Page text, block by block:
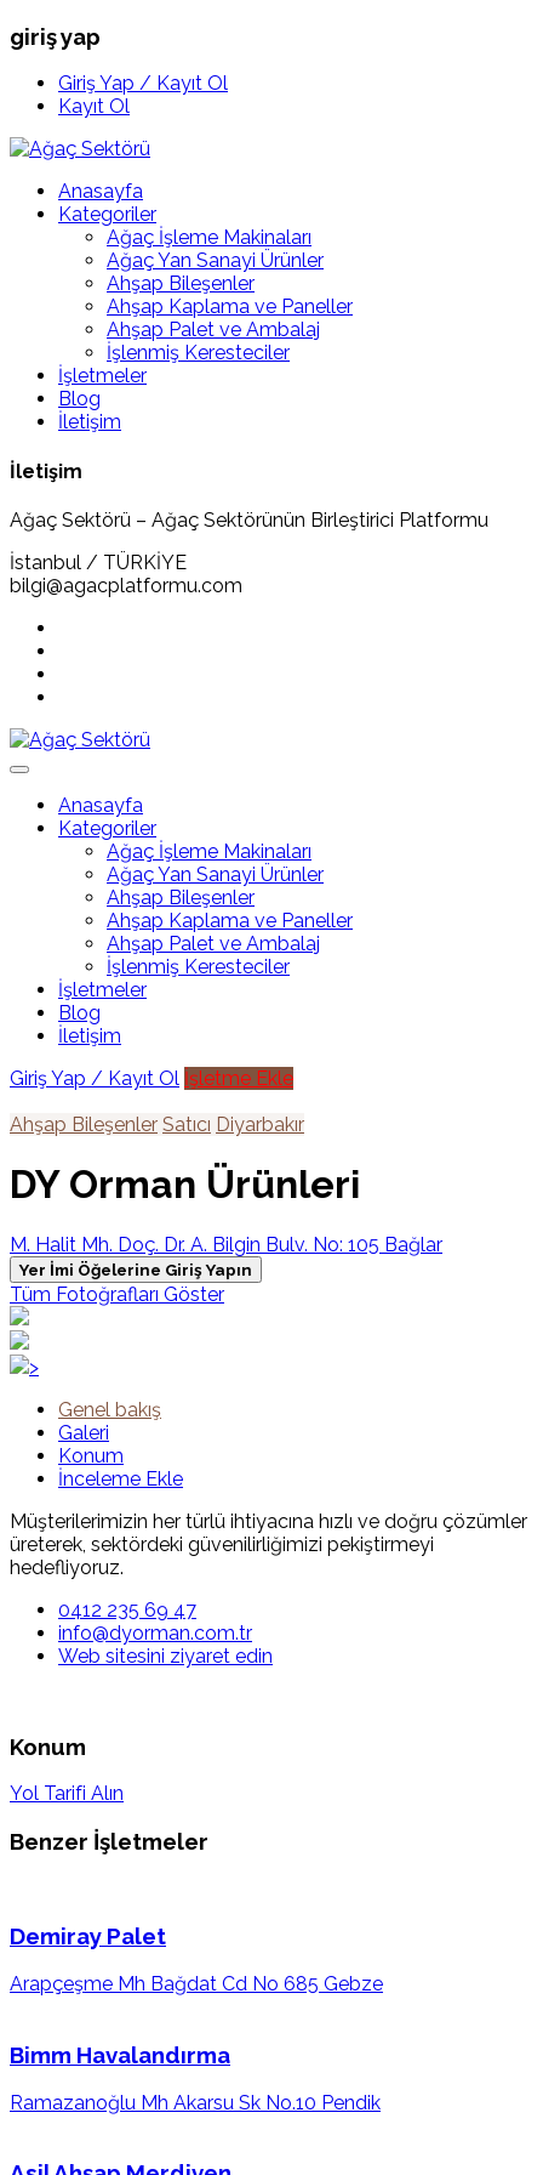
giriş yap
Giriş Yap / Kayıt Ol
Kayıt Ol
Anasayfa
Kategoriler
Ağaç İşleme Makinaları
Ağaç Yan Sanayi Ürünler
Ahşap Bileşenler
Ahşap Kaplama ve Paneller
Ahşap Palet ve Ambalaj
İşlenmiş Keresteciler
İşletmeler
Blog
İletişim
İletişim
Ağaç Sektörü – Ağaç Sektörünün Birleştirici Platformu
İstanbul / TÜRKİYE
bilgi@agacplatformu.com
Anasayfa
Kategoriler
Ağaç İşleme Makinaları
Ağaç Yan Sanayi Ürünler
Ahşap Bileşenler
Ahşap Kaplama ve Paneller
Ahşap Palet ve Ambalaj
İşlenmiş Keresteciler
İşletmeler
Blog
İletişim
Giriş Yap / Kayıt Ol İşletme Ekle
Ahşap Bileşenler Satıcı Diyarbakır
DY Orman Ürünleri
M. Halit Mh. Doç. Dr. A. Bilgin Bulv. No: 105 Bağlar
Yer İmi Öğelerine Giriş Yapın
Tüm Fotoğrafları Göster
>
Genel bakış
Galeri
Konum
İnceleme Ekle
Müşterilerimizin her türlü ihtiyacına hızlı ve doğru çözümler
üreterek, sektördeki güvenilirliğimizi pekiştirmeyi
hedefliyoruz.
0412 235 69 47
info@dyorman.com.tr
Web sitesini ziyaret edin
Konum
Yol Tarifi Alın
Benzer İşletmeler
Demiray Palet
Arapçeşme Mh Bağdat Cd No 685 Gebze
Bimm Havalandırma
Ramazanoğlu Mh Akarsu Sk No.10 Pendik